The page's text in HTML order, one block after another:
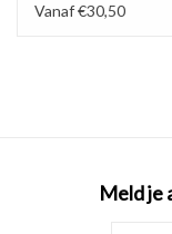
Vanaf €30,50
Meld je